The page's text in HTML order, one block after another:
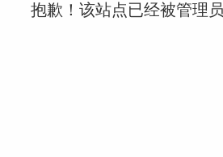
抱歉！该站点已经被管理